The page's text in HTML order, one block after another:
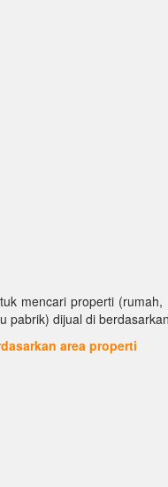
mencari properti (rumah,
pabrik) dijual di
area properti